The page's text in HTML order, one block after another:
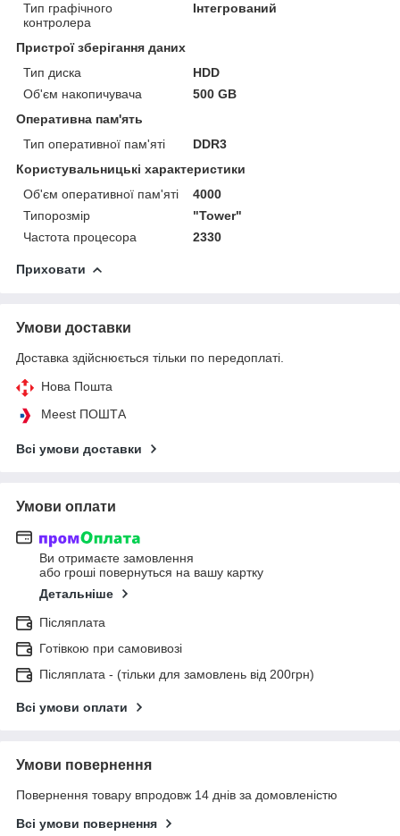
Тип графічного
контролера
Інтегрований
Пристрої зберігання даних
Тип диска
HDD
Об'єм накопичувача
500 GB
Оперативна пам'ять
Тип оперативної пам'яті
DDR3
Користувальницькі характеристики
Об'єм оперативної пам'яті
4000
Типорозмір
"Tower"
Частота процесора
2330
Приховати
Умови доставки
Доставка здійснюється тільки по передоплаті.
Нова Пошта
Meest ПОШТА
Всі умови доставки
Умови оплати
Ви отримаєте замовлення
або гроші повернуться на вашу картку
Детальніше
Післяплата
Готівкою при самовивозі
Післяплата - (тільки для замовлень від 200грн)
Всі умови оплати
Умови повернення
Повернення товару впродовж 14 днів за домовленістю
Всі умови повернення